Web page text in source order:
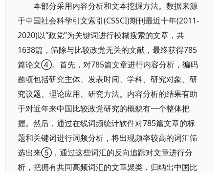
本部分采用内容分析和文本挖掘方法。数据来源
于中国社会科学引文索引(CSSCI)期刊最近十年(2011-
2020)以“政党”为关键词进行模糊搜索的文章，共
1638篇，筛除与比较政党无关的文献，最终获得785
篇论文④。首先，对785篇文章进行内容分析，编码
题项包括研究主体、发表时间、学科、研究对象、研
究议题、理论应用、研究方法。内容分析的结果有助
于对近年来中国比较政党研究的概貌有一个整体把
握。然后，通过在线词频统计软件对785篇文章的标
题和关键词进行词频分析，将出现频率较高的词汇筛
选出来⑤，通过这些词汇的反向追踪对文章进行分
析，把拥有共同高频词汇的文章聚类，归纳出中国比